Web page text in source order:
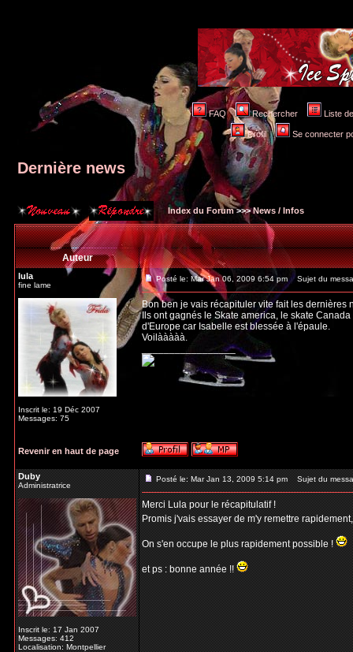
FAQ Rechercher Liste
Profil Se connecter
Dernière news
Index du Forum>>>News / Infos
Auteur
lula
fine lame
Inscrit le: 19 Déc 2007
Messages: 75
Posté le: Mar Jan 06, 2009 6:54 pm Sujet du
Bon ben je vais récapituler vite fait les dernières
Ils ont gagnés le Skate america, le skate
d'Europe car Isabelle est blessée à l'épaule.
Voilààààà.
_________________
Revenir en haut de page
Duby
Administratrice
Inscrit le: 17 Jan 2007
Messages: 412
Localisation: Montpellier
Posté le: Mar Jan 13, 2009 5:14 pm Sujet du
Merci Lula pour le récapitulatif !
Promis j'vais essayer de m'y remettre
On s'en occupe le plus rapidement possible !
et ps : bonne année !!